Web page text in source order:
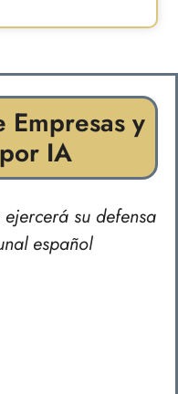
Empresas y
IA
su defensa
español